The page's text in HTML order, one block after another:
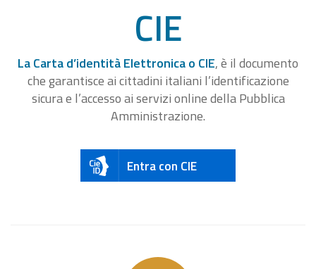
CIE
La Carta d’identità Elettronica o CIE, è il documento
che garantisce ai cittadini italiani l’identificazione
sicura e l’accesso ai servizi online della Pubblica
Amministrazione.
Entra con CIE